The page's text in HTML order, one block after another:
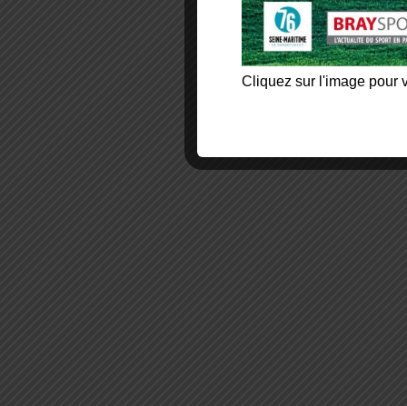
Cliquez sur l'image pour